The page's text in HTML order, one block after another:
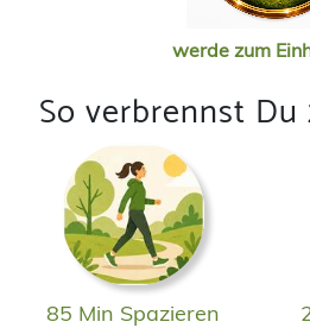
werde zum
So verbrennst
85 Min Spazieren